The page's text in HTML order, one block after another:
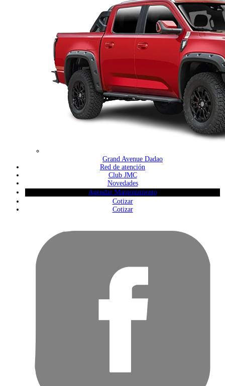
Grand Avenue Dadao
Red de atención
Club JMC
Novedades
Agendar Mantenimiento
Cotizar
Cotizar